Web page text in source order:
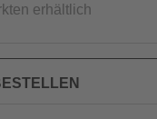
erhältlich